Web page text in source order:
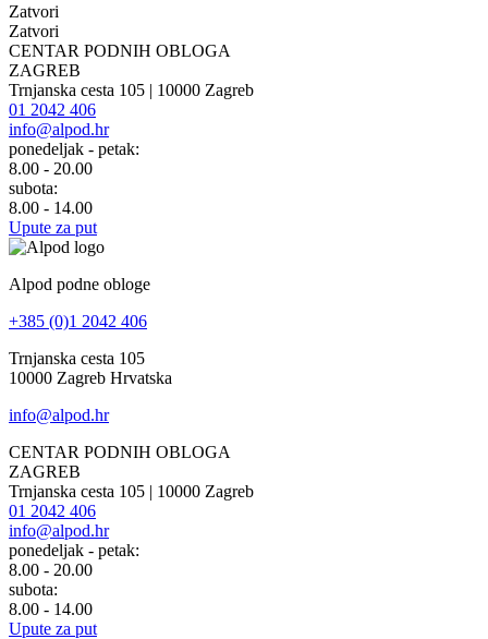
Zatvori
Zatvori
CENTAR PODNIH OBLOGA
ZAGREB
Trnjanska cesta 105 | 10000 Zagreb
01 2042 406
info@alpod.hr
ponedeljak - petak:
8.00 - 20.00
subota:
8.00 - 14.00
Upute za put
Alpod podne obloge
+385 (0)1 2042 406
Trnjanska cesta 105
10000 Zagreb Hrvatska
info@alpod.hr
CENTAR PODNIH OBLOGA
ZAGREB
Trnjanska cesta 105 | 10000 Zagreb
01 2042 406
info@alpod.hr
ponedeljak - petak:
8.00 - 20.00
subota:
8.00 - 14.00
Upute za put